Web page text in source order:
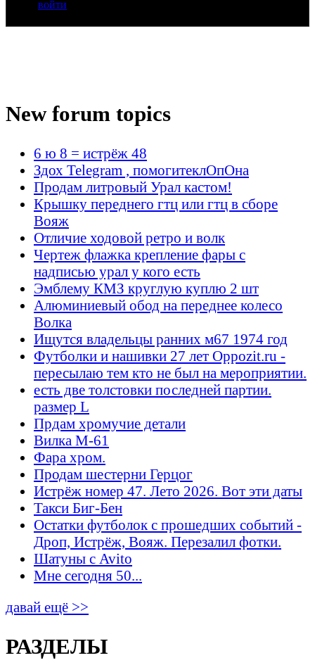
войти
New forum topics
6 ю 8 = истрёж 48
Здох Telegram , помогитеклОпОна
Продам литровый Урал кастом!
Крышку переднего гтц или гтц в сборе
Вояж
Отличие ходовой ретро и волк
Чертеж флажка крепление фары с
надписью урал у кого есть
Эмблему КМЗ круглую куплю 2 шт
Алюминиевый обод на переднее колесо
Волка
Ищутся владельцы ранних м67 1974 год
Футболки и нашивки 27 лет Oppozit.ru -
пересылаю тем кто не был на мероприятии.
есть две толстовки последней партии.
размер L
Прдам хромучие детали
Вилка М-61
Фара хром.
Продам шестерни Герцог
Истрёж номер 47. Лето 2026. Вот эти даты
Такси Биг-Бен
Остатки футболок с прошедших событий -
Дроп, Истрёж, Вояж. Перезалил фотки.
Шатуны с Avito
Мне сегодня 50...
давай ещё >>
РАЗДЕЛЫ